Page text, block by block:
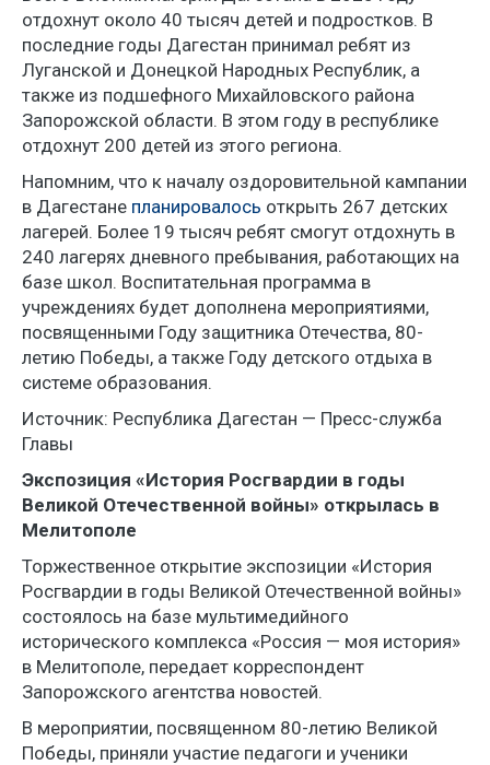
отдохнут около 40 тысяч детей и подростков. В
последние годы Дагестан принимал ребят из
Луганской и Донецкой Народных Республик, а
также из подшефного Михайловского района
Запорожской области. В этом году в республике
отдохнут 200 детей из этого региона.
Напомним, что к началу оздоровительной кампании
в Дагестане планировалось открыть 267 детских
лагерей. Более 19 тысяч ребят смогут отдохнуть в
240 лагерях дневного пребывания, работающих на
базе школ. Воспитательная программа в
учреждениях будет дополнена мероприятиями,
посвященными Году защитника Отечества, 80-
летию Победы, а также Году детского отдыха в
системе образования.
Источник: Республика Дагестан — Пресс-служба
Главы
Экспозиция «История Росгвардии в годы
Великой Отечественной войны» открылась в
Мелитополе
Торжественное открытие экспозиции «История
Росгвардии в годы Великой Отечественной войны»
состоялось на базе мультимедийного
исторического комплекса «Россия — моя история»
в Мелитополе, передает корреспондент
Запорожского агентства новостей.
В мероприятии, посвященном 80-летию Великой
Победы, приняли участие педагоги и ученики